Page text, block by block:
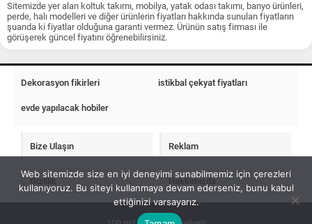
Sitemizde yer alan koltuk takımı, mobilya, yatak odası takımı, banyo ürünleri,
perde, halı modelleri ve diğer ürünlerin fiyatları hakkında sunulan fiyatların
şuanda ki fiyatlar olduğuna garanti vermez. Ürünün satış firması ile
görüşerek güncel fiyatını öğrenebilirsiniz.
Dekorasyon fikirleri istikbal çekyat fiyatları
evde yapılacak hobiler
Bize Ulaşın Reklam
Gizlilik Hakkımızda
Web sitemizde size en iyi deneyimi sunabilmemiz için çerezleri
kullanıyoruz. Bu siteyi kullanmaya devam ederseniz, bunu kabul
ettiğinizi varsayarız.